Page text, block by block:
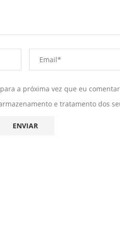
a próxima vez que eu
e tratamento dos